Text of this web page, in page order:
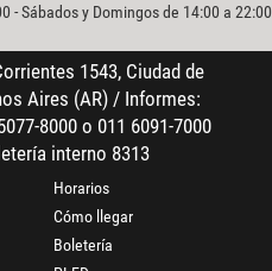
- Sábados y Domingos de 14:00 a 22:00
1543, Ciudad de
Aires (AR) / Informes:
8000 o 011 6091-7000
interno 8313
Horarios
Cómo llegar
Boletería